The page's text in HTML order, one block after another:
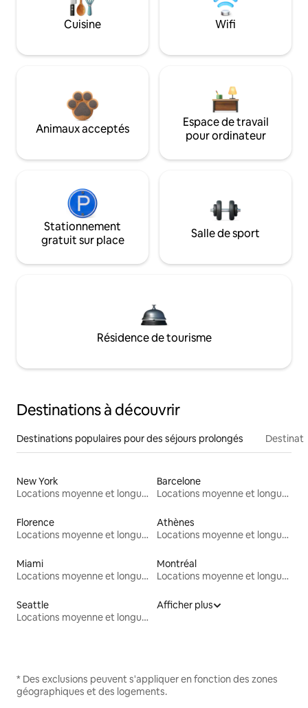
Cuisine Wifi
Animaux acceptés
Espace de travail
pour ordinateur
Stationnement
gratuit sur place
Salle de sport
Résidence de tourisme
Destinations à découvrir
Destinations populaires pour des séjours prolongés
New York
Locations moyenne et longue durée
Barcelone
Locations moyenne et longue durée
Florence
Locations moyenne et longue durée
Athènes
Locations moyenne et longue durée
Miami
Locations moyenne et longue durée
Montréal
Locations moyenne et longue durée
Seattle
Locations moyenne et longue durée
Afficher plus
* Des exclusions peuvent s'appliquer en fonction des zones
géographiques et des logements.